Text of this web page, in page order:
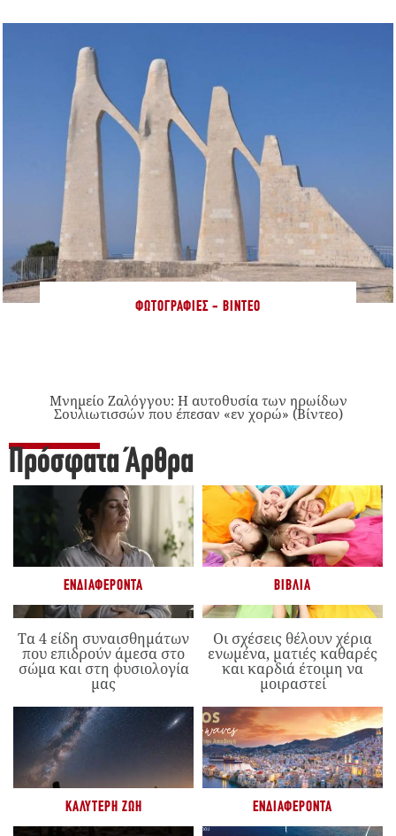
ΦΩΤΟΓΡΑΦΊΕΣ - ΒΊΝΤΕΟ
Μνημείο Ζαλόγγου: Η αυτοθυσία των ηρωίδων
Σουλιωτισσών που έπεσαν «εν χορώ» (Βίντεο)
Πρόσφατα Άρθρα
ΕΝΔΙΑΦΈΡΟΝΤΑ
Τα 4 είδη συναισθημάτων
που επιδρούν άμεσα στο
σώμα και στη φυσιολογία
μας
ΒΙΒΛΊΑ
Οι σχέσεις θέλουν χέρια
ενωμένα, ματιές καθαρές
και καρδιά έτοιμη να
μοιραστεί
ΚΑΛΎΤΕΡΗ ΖΩΉ ΕΝΔΙΑΦΈΡΟΝΤΑ